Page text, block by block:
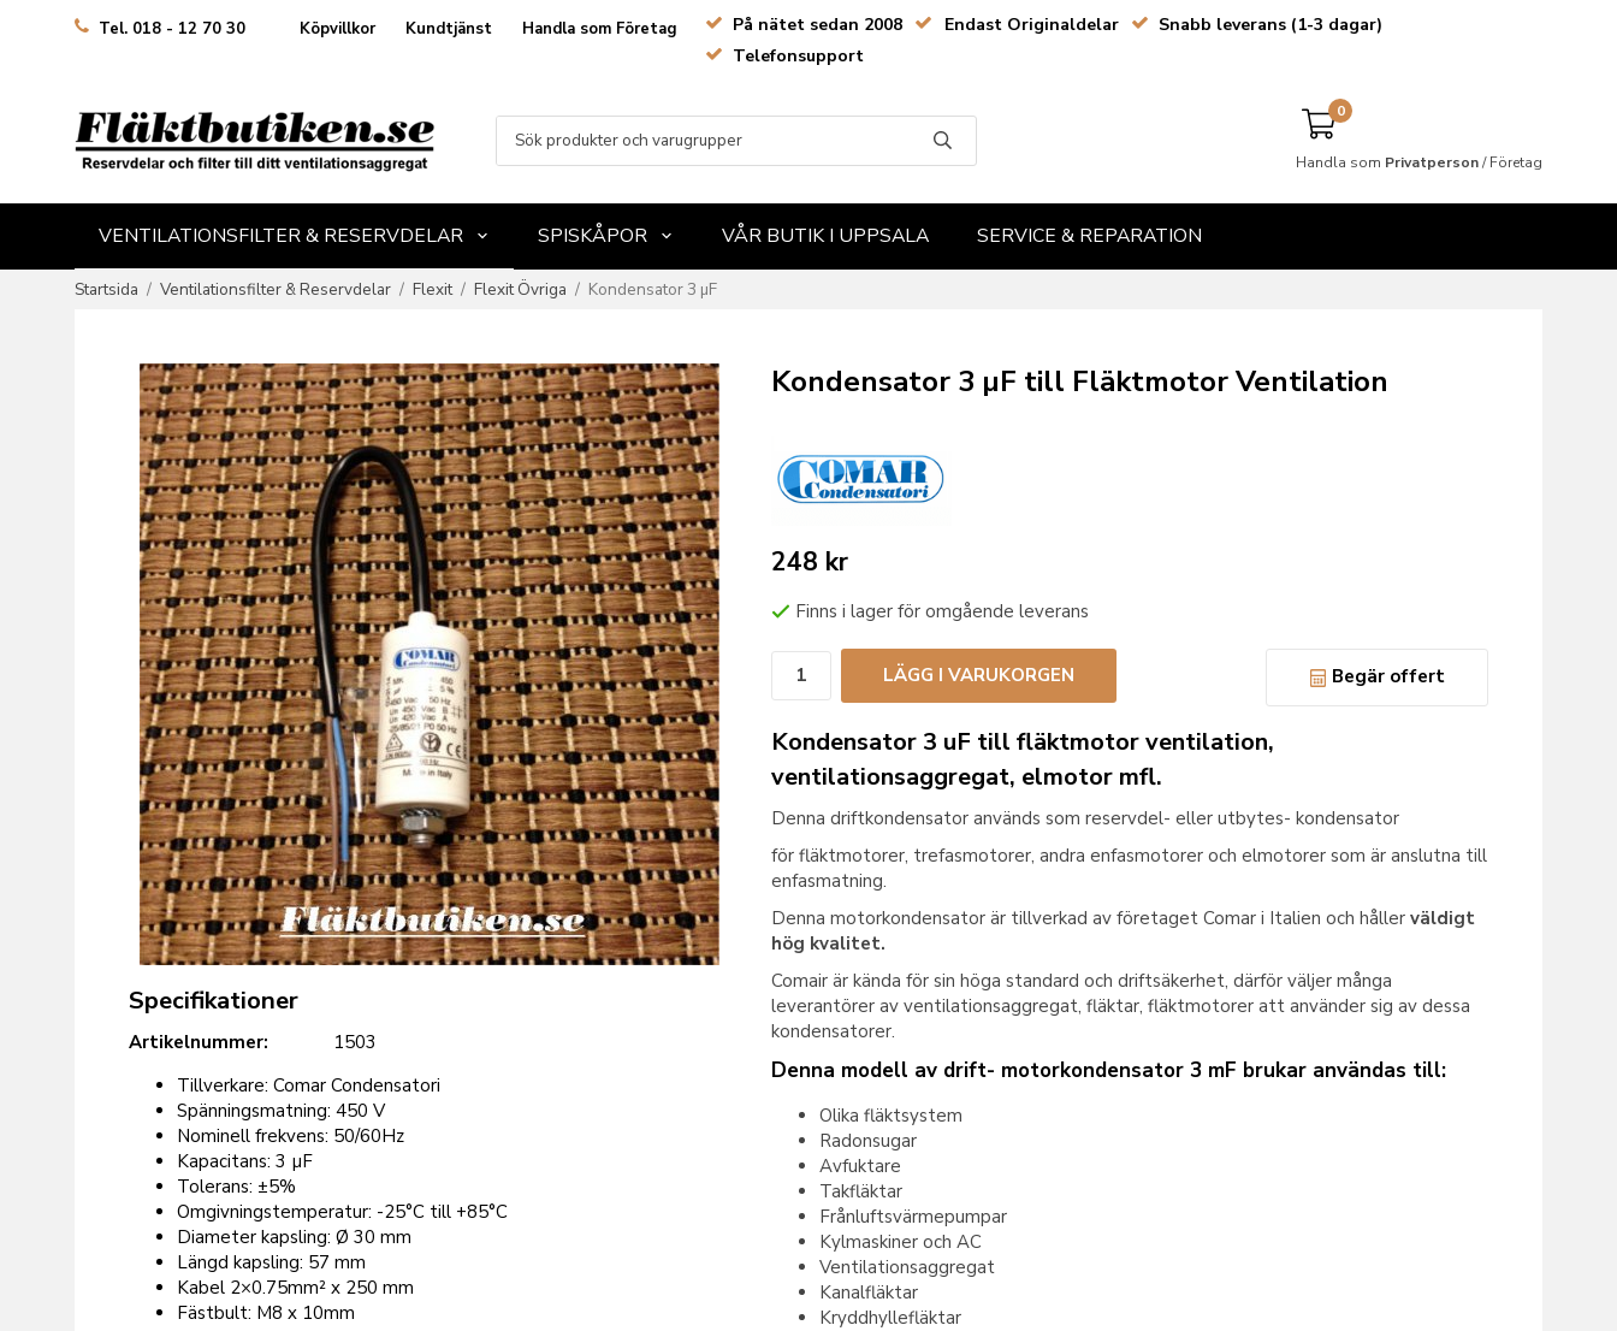
Tel. 018 - 12 70 30 Köpvillkor Kundtjänst Handla som Företag På nätet sedan 2008 Endast Originaldelar
Snabb leverans (1-3 dagar)
Telefonsupport
0
Handla som Privatperson/Företag
VENTILATIONSFILTER & RESERVDELAR SPISKÅPOR VÅR BUTIK I UPPSALA SERVICE & REPARATION
Startsida / Ventilationsfilter & Reservdelar / Flexit / Flexit Övriga / Kondensator 3 µF
Kondensator 3 µF till Fläktmotor Ventilation
248 kr
Finns i lager för omgående leverans
LÄGG I VARUKORGEN Begär offert
Kondensator 3 uF till fläktmotor ventilation,
ventilationsaggregat, elmotor mfl.
Denna driftkondensator används som reservdel- eller utbytes- kondensator
för fläktmotorer, trefasmotorer, andra enfasmotorer och elmotorer som är anslutna till
enfasmatning.
Denna motorkondensator är tillverkad av företaget Comar i Italien och håller väldigt
hög kvalitet.
Comair är kända för sin höga standard och driftsäkerhet, därför väljer många
leverantörer av ventilationsaggregat, fläktar, fläktmotorer att använder sig av dessa
kondensatorer.
Denna modell av drift- motorkondensator 3 mF brukar användas till:
Olika fläktsystem
Radonsugar
Avfuktare
Takfläktar
Frånluftsvärmepumpar
Kylmaskiner och AC
Ventilationsaggregat
Kanalfläktar
Kryddhyllefläktar
Specifikationer
Artikelnummer:
1503
Tillverkare: Comar Condensatori
Spänningsmatning: 450 V
Nominell frekvens: 50/60Hz
Kapacitans: 3 µF
Tolerans: ±5%
Omgivningstemperatur: -25°C till +85°C
Diameter kapsling: Ø 30 mm
Längd kapsling: 57 mm
Kabel 2×0.75mm² x 250 mm
Fästbult: M8 x 10mm